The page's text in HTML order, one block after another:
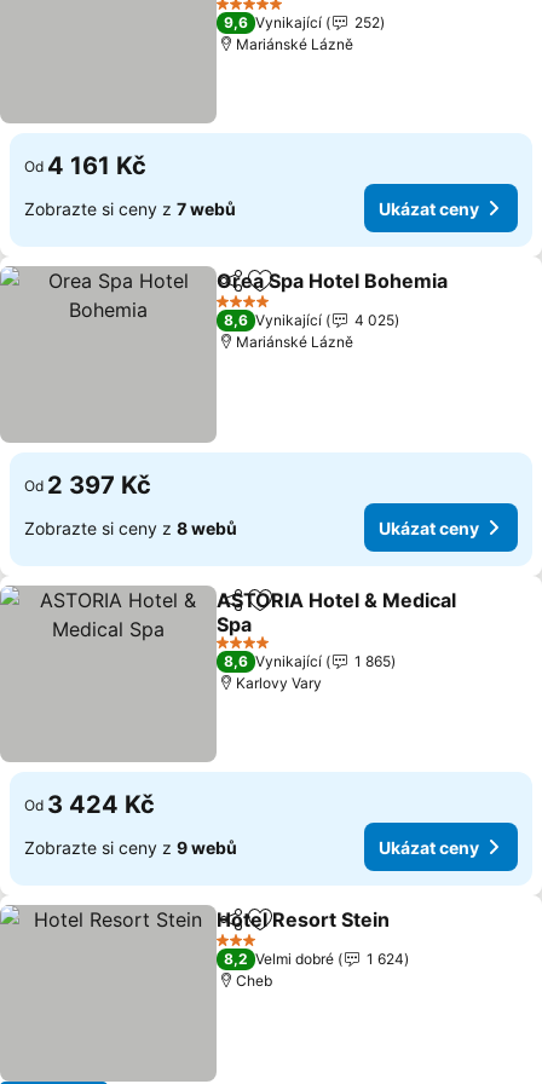
Ukázat ceny
5 Počet hvězdiček
9,6 Vynikající
252
Mariánské Lázně
Od 4 161 Kč
Zobrazte si ceny z 7 webů Ukázat ceny
SdíletPřidat na seznam oblíbených
Orea Spa Hotel Bohemia
4 Počet hvězdiček
8,6 Vynikající
4 025
Mariánské Lázně
Od 2 397 Kč
Zobrazte si ceny z 8 webů Ukázat ceny
SdíletPřidat na seznam oblíbených
ASTORIA Hotel & Medical
Spa
Ukázat ceny
4 Počet hvězdiček
8,6 Vynikající
1 865
Karlovy Vary
Od 3 424 Kč
Zobrazte si ceny z 9 webů Ukázat ceny
SdíletPřidat na seznam oblíbených
Hotel Resort Stein
3 Počet hvězdiček
8,2 Velmi dobré
1 624
Cheb